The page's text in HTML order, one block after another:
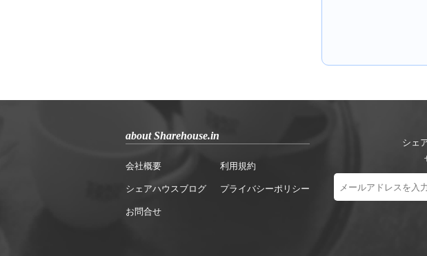
about Sharehouse.in
会社概要
シェアハウスブログ
お問合せ
利用規約
プライバシーポリシー
シェ